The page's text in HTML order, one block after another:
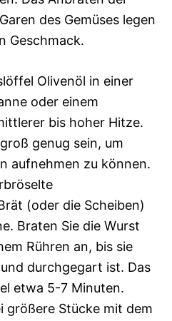
des Gemüses legen
Geschmack.
Olivenöl in einer
oder einem
bis hoher Hitze.
genug sein, um
aufnehmen zu können.
(oder die Scheiben)
Braten Sie die Wurst
Rühren an, bis sie
durchgegart ist. Das
etwa 5-7 Minuten.
größere Stücke mit dem